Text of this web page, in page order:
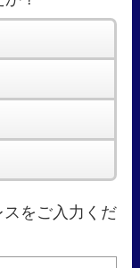
をご入力くだ